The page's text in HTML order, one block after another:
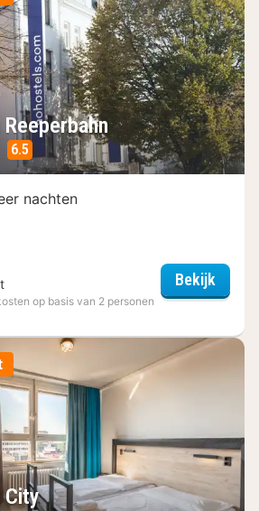
6.5
nachten
op basis van 2 personen
Bekijk
City